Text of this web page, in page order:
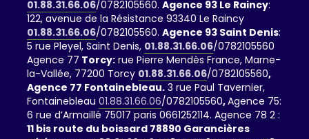
01.88.31.66.06/0782105560. Agence 93 Le Raincy:
122, avenue de la Résistance 93340 Le Raincy
01.88.31.66.06/0782105560. Agence 93 Saint Denis:
5 rue Pleyel, Saint Denis, 01.88.31.66.06/0782105560
Agence 77 Torcy: rue Pierre Mendès France, Marne-
la-Vallée, 77200 Torcy 01.88.31.66.06/0782105560,
Agence 77 Fontainebleau. 3 rue Paul Tavernier,
Fontainebleau 01.88.31.66.06/0782105560,Agence 75:
6 rue d’Armaillé 75017 paris 0661252114. Agence 78 2 :
11 bis route du boissard 78890 Garancières